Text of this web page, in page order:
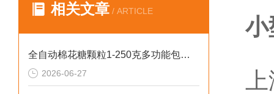
相关文章 / ARTICLE
全自动棉花糖颗粒1-250克多功能包装机新型号
2026-06-27
小